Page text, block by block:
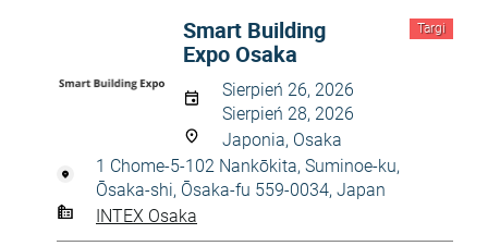
Targi
Smart Building
Expo Osaka
Sierpień 26, 2026
Sierpień 28, 2026
Japonia, Osaka
1 Chome-5-102 Nankōkita, Suminoe-ku,
Ōsaka-shi, Ōsaka-fu 559-0034, Japan
INTEX Osaka